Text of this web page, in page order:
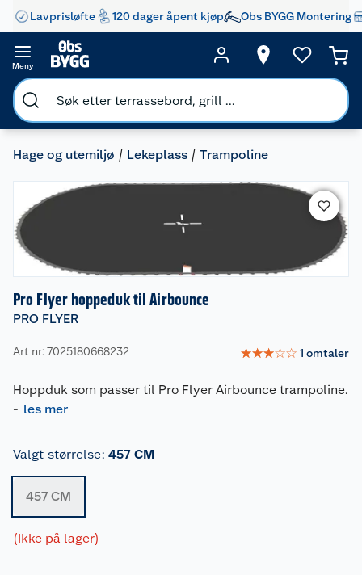
Lavprisløfte 120 dager åpent kjøp Obs BYGG Montering
Meny
Hage og utemiljø Lekeplass Trampoline
Pro Flyer hoppeduk til Airbounce
PRO FLYER
Art nr: 7025180668232 ☆☆☆☆☆ 1 omtaler
Hoppduk som passer til Pro Flyer Airbounce trampoline.
- les mer
Valgt størrelse: 457 CM
457 CM
(Ikke på lager)